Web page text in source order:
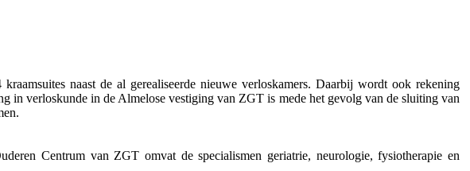
naast de al gerealiseerde nieuwe verloskamers. Daarbij wordt ook rekening
in verloskunde in de Almelose vestiging van ZGT is mede het gevolg van de sluiting van
Centrum van ZGT omvat de specialismen geriatrie, neurologie, fysiotherapie en